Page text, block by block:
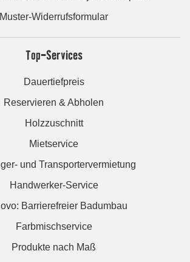
Muster-Widerrufsformular
Top-Services
Dauertiefpreis
Reservieren & Abholen
Holzzuschnitt
Mietservice
und Transportervermietung
Handwerker-Service
Barrierefreier Badumbau
Farbmischservice
Produkte nach Maß